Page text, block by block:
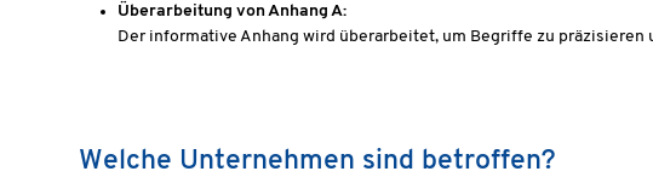
Überarbeitung von Anhang A:
Der informative Anhang wird überarbeitet, um Begriffe zu
Welche Unternehmen sind betroffen?